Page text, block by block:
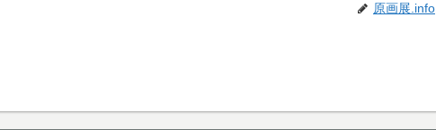
原画展.info